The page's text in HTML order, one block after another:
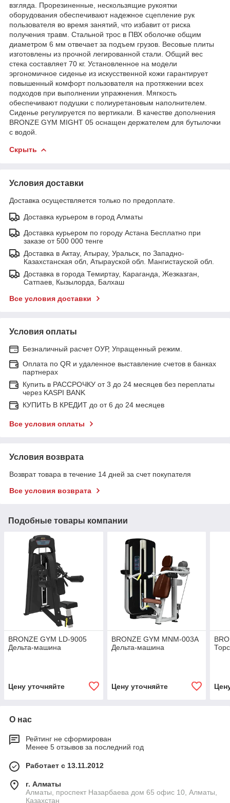
взгляда. Прорезиненные, нескользящие рукоятки
оборудования обеспечивают надежное сцепление рук
пользователя во время занятий, что избавит от риска
получения травм. Стальной трос в ПВХ оболочке общим
диаметром 6 мм отвечает за подъем грузов. Весовые плиты
изготовлены из прочной легированной стали. Общий вес
стека составляет 70 кг. Установленное на модели
эргономичное сиденье из искусственной кожи гарантирует
повышенный комфорт пользователя на протяжении всех
подходов при выполнении упражнения. Мягкость
обеспечивают подушки с полиуретановым наполнителем.
Сиденье регулируется по вертикали. В качестве дополнения
BRONZE GYM MIGHT 05 оснащен держателем для бутылочки
с водой.
Скрыть
Условия доставки
Доставка осуществляется только по предоплате.
Доставка курьером в город Алматы
Доставка курьером по городу Астана Бесплатно при
заказе от 500 000 тенге
Доставка в Актау, Атырау, Уральск, по Западно-
Казахстанская обл, Атырауской обл. Мангистауской обл.
Доставка в города Темиртау, Караганда, Жезказган,
Сатпаев, Кызылорда, Балхаш
Все условия доставки
Условия оплаты
Безналичный расчет ОУР, Упращенный режим.
Оплата по QR и удаленное выставление счетов в банках
партнерах
Купить в РАССРОЧКУ от 3 до 24 месяцев без переплаты
через KASPI BANK
КУПИТЬ В КРЕДИТ до от 6 до 24 месяцев
Все условия оплаты
Условия возврата
Возврат товара в течение 14 дней за счет покупателя
Все условия возврата
Подобные товары компании
BRONZE GYM LD-9005
Дельта-машина
Цену уточняйте
BRONZE GYM MNM-003A
Дельта-машина
Цену уточняйте
О нас
Рейтинг не сформирован
Менее 5 отзывов за последний год
Работает с 13.11.2012
г. Алматы
Алматы, проспект Назарбаева дом 65 офис 10, Алматы,
Казахстан